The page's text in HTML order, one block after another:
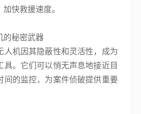
快救援速度。
的秘密武器
人机因其隐蔽性和灵活性，成为
具。它们可以悄无声息地接近目
间的监控，为案件侦破提供重要